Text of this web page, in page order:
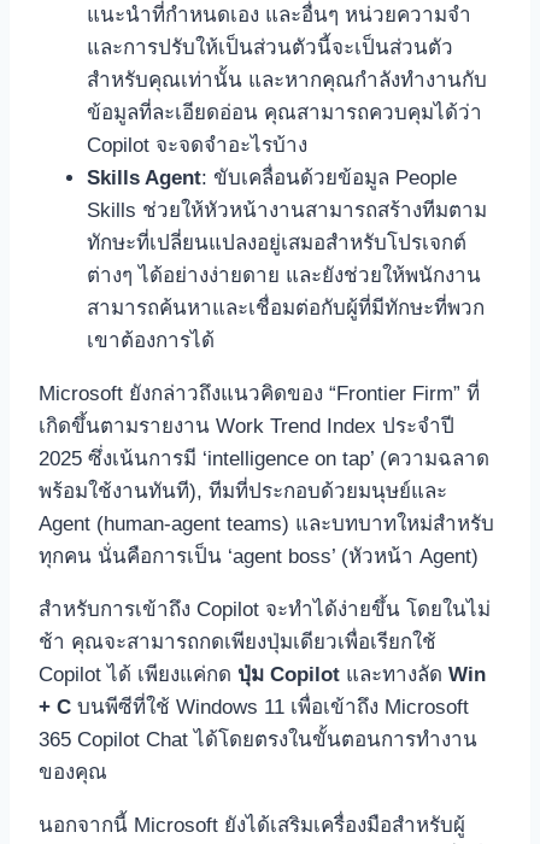
แนะนำที่กำหนดเอง และอื่นๆ หน่วยความจำ
และการปรับให้เป็นส่วนตัวนี้จะเป็นส่วนตัว
สำหรับคุณเท่านั้น และหากคุณกำลังทำงานกับ
ข้อมูลที่ละเอียดอ่อน คุณสามารถควบคุมได้ว่า
Copilot จะจดจำอะไรบ้าง
Skills Agent: ขับเคลื่อนด้วยข้อมูล People
Skills ช่วยให้หัวหน้างานสามารถสร้างทีมตาม
ทักษะที่เปลี่ยนแปลงอยู่เสมอสำหรับโปรเจกต์
ต่างๆ ได้อย่างง่ายดาย และยังช่วยให้พนักงาน
สามารถค้นหาและเชื่อมต่อกับผู้ที่มีทักษะที่พวก
เขาต้องการได้
Microsoft ยังกล่าวถึงแนวคิดของ “Frontier Firm” ที่
เกิดขึ้นตามรายงาน Work Trend Index ประจำปี
2025 ซึ่งเน้นการมี ‘intelligence on tap’ (ความฉลาด
พร้อมใช้งานทันที), ทีมที่ประกอบด้วยมนุษย์และ
Agent (human-agent teams) และบทบาทใหม่สำหรับ
ทุกคน นั่นคือการเป็น ‘agent boss’ (หัวหน้า Agent)
สำหรับการเข้าถึง Copilot จะทำได้ง่ายขึ้น โดยในไม่
ช้า คุณจะสามารถกดเพียงปุ่มเดียวเพื่อเรียกใช้
Copilot ได้ เพียงแค่กด ปุ่ม Copilot และทางลัด Win
+ C บนพีซีที่ใช้ Windows 11 เพื่อเข้าถึง Microsoft
365 Copilot Chat ได้โดยตรงในขั้นตอนการทำงาน
ของคุณ
นอกจากนี้ Microsoft ยังได้เสริมเครื่องมือสำหรับผู้